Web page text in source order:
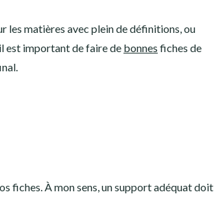
les matières avec plein de définitions, ou
est important de faire de bonnes fiches de
fiches. À mon sens, un support adéquat doit